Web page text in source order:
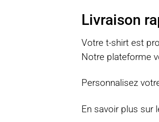
Livraison
Votre t-shirt est
Notre plateforme
Personnalisez
En savoir plus sur